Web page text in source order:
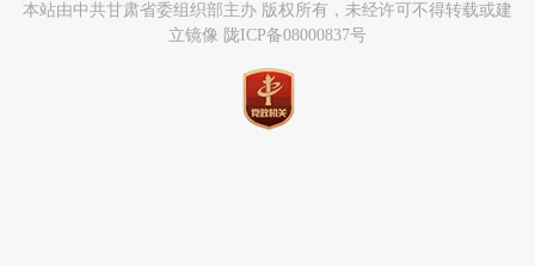
本站由中共甘肃省委组织部主办 版权所有，未经许可不得转载或建
立镜像 陇ICP备08000837号